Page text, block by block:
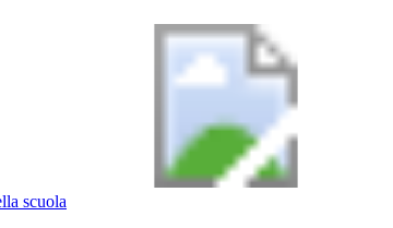
scuola